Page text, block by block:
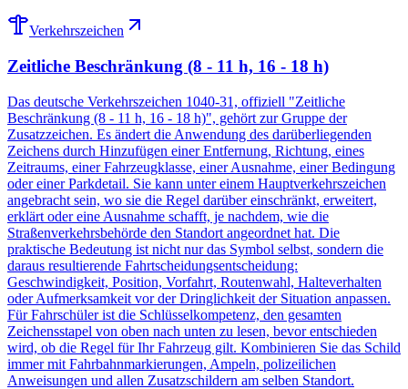
Verkehrszeichen
Zeitliche Beschränkung (8 - 11 h, 16 - 18 h)
Das deutsche Verkehrszeichen 1040-31, offiziell "Zeitliche
Beschränkung (8 - 11 h, 16 - 18 h)", gehört zur Gruppe der
Zusatzzeichen. Es ändert die Anwendung des darüberliegenden
Zeichens durch Hinzufügen einer Entfernung, Richtung, eines
Zeitraums, einer Fahrzeugklasse, einer Ausnahme, einer Bedingung
oder einer Parkdetail. Sie kann unter einem Hauptverkehrszeichen
angebracht sein, wo sie die Regel darüber einschränkt, erweitert,
erklärt oder eine Ausnahme schafft, je nachdem, wie die
Straßenverkehrsbehörde den Standort angeordnet hat. Die
praktische Bedeutung ist nicht nur das Symbol selbst, sondern die
daraus resultierende Fahrtscheidungsentscheidung:
Geschwindigkeit, Position, Vorfahrt, Routenwahl, Halteverhalten
oder Aufmerksamkeit vor der Dringlichkeit der Situation anpassen.
Für Fahrschüler ist die Schlüsselkompetenz, den gesamten
Zeichensstapel von oben nach unten zu lesen, bevor entschieden
wird, ob die Regel für Ihr Fahrzeug gilt. Kombinieren Sie das Schild
immer mit Fahrbahnmarkierungen, Ampeln, polizeilichen
Anweisungen und allen Zusatzschildern am selben Standort.